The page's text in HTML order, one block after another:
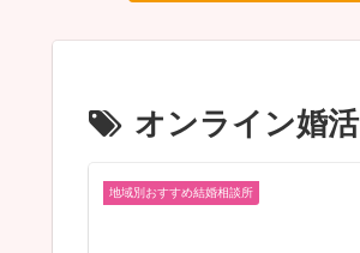
オンライン婚活
地域別おすすめ結婚相談所